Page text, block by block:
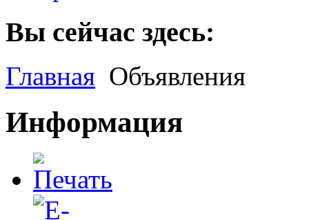
Вы сейчас здесь:
Главная Объявления
Информация